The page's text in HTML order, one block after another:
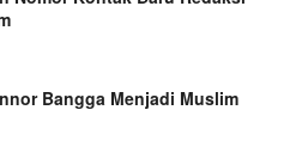
Bangga Menjadi Muslim